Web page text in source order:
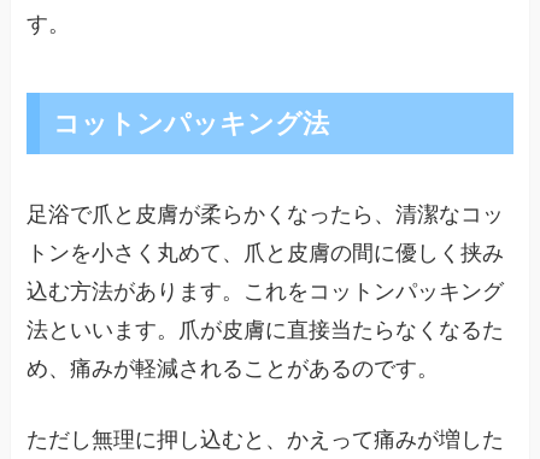
す。
コットンパッキング法
足浴で爪と皮膚が柔らかくなったら、清潔なコッ
トンを小さく丸めて、爪と皮膚の間に優しく挟み
込む方法があります。これをコットンパッキング
法といいます。爪が皮膚に直接当たらなくなるた
め、痛みが軽減されることがあるのです。
ただし無理に押し込むと、かえって痛みが増した